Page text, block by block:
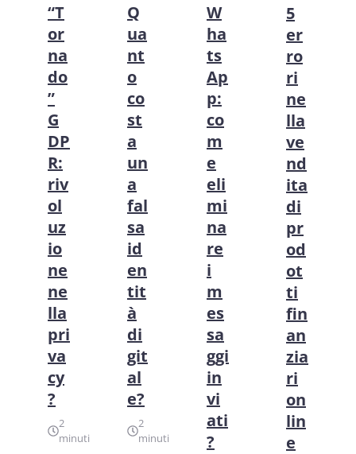
“T
or
na
do
”
G
DP
R:
riv
ol
uz
io
ne
ne
lla
pri
va
cy
?
2
minuti
Q
ua
nt
o
co
st
a
un
a
fal
sa
id
en
tit
à
di
git
al
e?
2
minuti
W
ha
ts
Ap
p:
co
m
e
eli
mi
na
re
i
m
es
sa
ggi
in
vi
ati
?
5
er
ro
ri
ne
lla
ve
nd
ita
di
pr
od
ot
ti
fin
an
zia
ri
on
lin
e